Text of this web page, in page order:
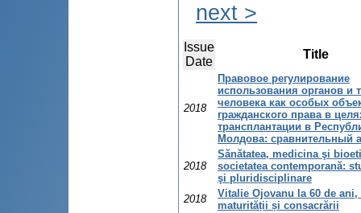
next >
Issue
Date
Title
2018
Правовое регулирование
использования органов и
человека как особых
гражданского права в
трансплантации в
Mолдова: сравнительный
2018
Sănătatea, medicina şi
societatea contemporană:
şi pluridisciplinare
2018
Vitalie Ojovanu la 60 de ani,
maturității și consacrării